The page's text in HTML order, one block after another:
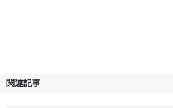
関連記事